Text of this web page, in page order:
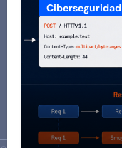
Ciberseguridad